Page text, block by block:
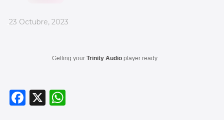
_
23 Octubre, 2023
Getting your Trinity Audio player ready...
F
X